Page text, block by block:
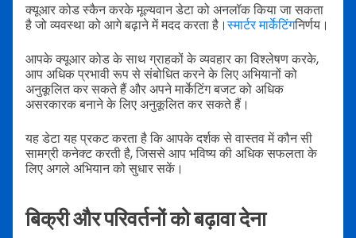
क्यूआर कोड स्कैन करके मूल्यवान डेटा को अनलॉक किया जा सकता
है जो व्यवस्था को आगे बढ़ाने में मदद करता है।स्मार्टर मार्केटिंगनिर्णय।
आपके क्यूआर कोड के साथ ग्राहकों के व्यवहार का विश्लेषण करके,
आप अधिक प्रभावी रूप से संबोधित करने के लिए अभियानों को
अनुकूलित कर सकते हैं और अपने मार्केटिंग बजट को अधिक
असरकारक बनाने के लिए अनुकूलित कर सकते हैं।
यह डेटा यह प्रकट करता है कि आपके दर्शक से वास्तव में कौन सी
सामग्री कनेक्ट करती है, जिससे आप भविष्य की अधिक सफलता के
लिए अगले अभियान को सुधार सकें।
बिक्री और परिवर्तनों को बढ़ावा देना